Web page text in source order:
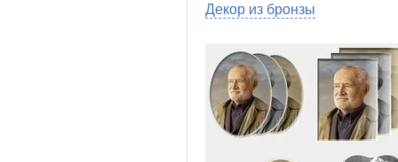
Декор из бронзы